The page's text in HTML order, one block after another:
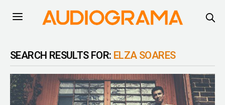
SEARCH RESULTS FOR: ELZA SOARES